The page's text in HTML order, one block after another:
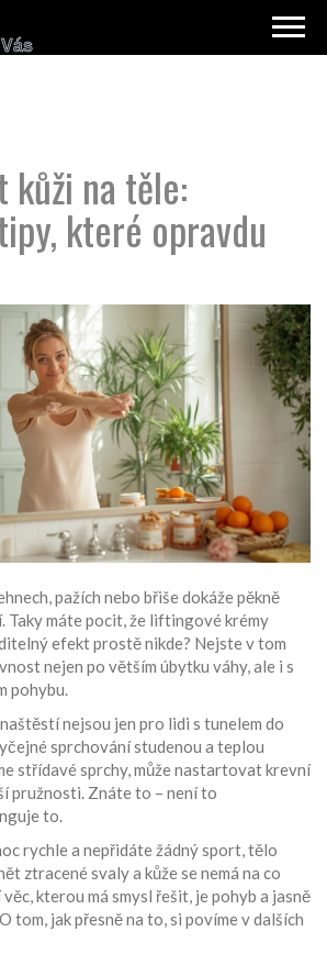
kůži na těle:
které opravdu
pažích nebo břiše dokáže pěkně
Taky máte pocit, že liftingové krémy
efekt prostě nikde? Nejste v tom
nejen po větším úbytku váhy, ale i s
pohybu.
nejsou jen pro lidi s tunelem do
sprchování studenou a teplou
střídavé sprchy, může nastartovat krevní
pružnosti. Znáte to – není to
to.
rychle a nepřidáte žádný sport, tělo
ztracené svaly a kůže se nemá na co
kterou má smysl řešit, je pohyb a jasně
tom, jak přesně na to, si povíme v dalších